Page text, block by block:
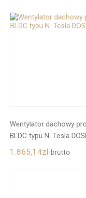
Wentylator dachowy
BLDC typu N. Tesla
1.865,14zł brutto